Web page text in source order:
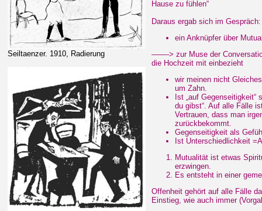
Seiltaenzer. 1910, Radierung
Hause zu fühlen“
Daraus ergab sich im Gespräch:
ein Anknüpfer über
——-> zur Muse der
die Hochzeit mit einbezieht
wir meinen nicht
um Zahn.
Ist „auf
du gibst“. Auf alle Fälle
Vertrauen, dass man
zurückbekommt.
Gegenseitigkeit als
Ist Unterschiedlichkeit
Mutualität ist etwas
erzwingen.
Es entsteht in einer
Offenheit gehört auf alle Fälle
Einstieg, wie auch immer